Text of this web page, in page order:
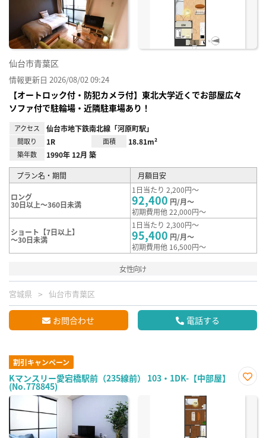
仙台市青葉区
情報更新日 2026/08/02 09:24
【オートロック付・防犯カメラ付】東北大学近くでお部屋広々
ソファ付で駐輪場・近隣駐車場あり！
アクセス 仙台市地下鉄南北線「河原町駅」
間取り 1R 面積 18.81m²
築年数 1990年 12月 築
プラン名・期間 月額目安
ロング
30日以上～360日未満
1日当たり 2,200円～
92,400 円/月～
初期費用他 22,000円～
ショート【7日以上】
～30日未満
1日当たり 2,300円～
95,400 円/月～
初期費用他 16,500円～
女性向け
宮城県 仙台市青葉区
お問合わせ 電話する
割引キャンペーン
Kマンスリー愛宕橋駅前（235線前） 103・1DK-【中部屋】
(No.778845)
に入